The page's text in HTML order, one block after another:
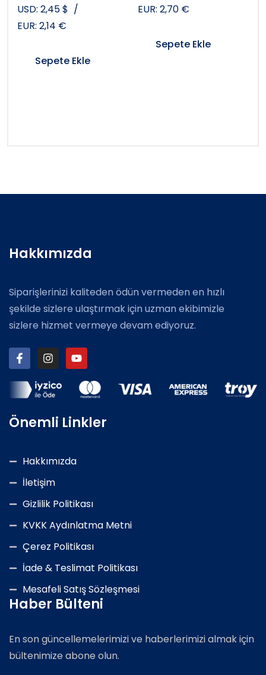
USD: 2,45$ /
EUR: 2,14 €
Sepete Ekle
EUR: 2,70 €
Sepete Ekle
Hakkımızda
Siparişlerinizi kaliteden ödün vermeden en hızlı
şekilde sizlere ulaştırmak için uzman ekibimizle
sizlere hizmet vermeye devam ediyoruz.
Önemli Linkler
Hakkımızda
İletişim
Gizlilik Politikası
KVKK Aydınlatma Metni
Çerez Politikası
İade & Teslimat Politikası
Mesafeli Satış Sözleşmesi
Haber Bülteni
En son güncellemelerimizi ve haberlerimizi almak için
bültenimize abone olun.